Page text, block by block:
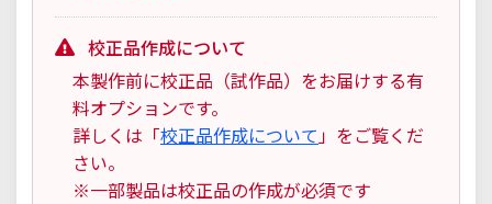
校正品作成について
本製作前に校正品（試作品）をお届けする有
料オプションです。
詳しくは「校正品作成について」をご覧くだ
さい。
※一部製品は校正品の作成が必須です